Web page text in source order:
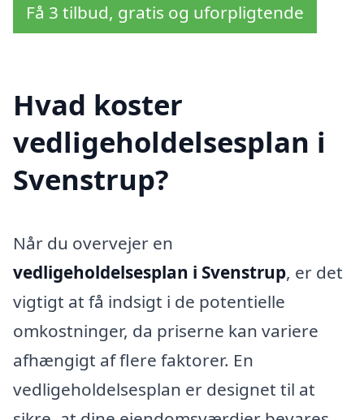
Få 3 tilbud, gratis og uforpligtende
Hvad koster
vedligeholdelsesplan i
Svenstrup?
Når du overvejer en
vedligeholdelsesplan i Svenstrup, er det
vigtigt at få indsigt i de potentielle
omkostninger, da priserne kan variere
afhængigt af flere faktorer. En
vedligeholdelsesplan er designet til at